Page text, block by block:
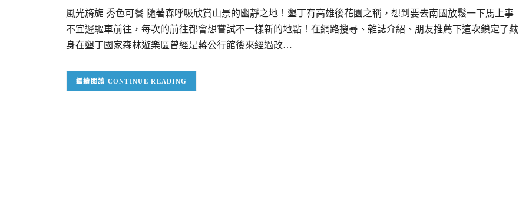
風光旖旎 秀色可餐 隨著森呼吸欣賞山景的幽靜之地！墾丁有高雄後花園之稱，想到要去南國放鬆一下馬上事
不宜遲驅車前往，每次的前往都會想嘗試不一樣新的地點！在網路搜尋、雜誌介紹、朋友推薦下這次鎖定了藏
身在墾丁國家森林遊樂區曾經是蔣公行館後來經過改…
CONTINUE READING